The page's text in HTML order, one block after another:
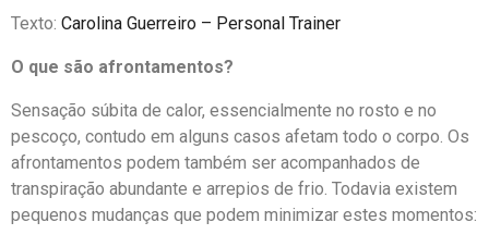
Texto: Carolina Guerreiro – Personal Trainer
O que são afrontamentos?
Sensação súbita de calor, essencialmente no rosto e no
pescoço, contudo em alguns casos afetam todo o corpo. Os
afrontamentos podem também ser acompanhados de
transpiração abundante e arrepios de frio. Todavia existem
pequenos mudanças que podem minimizar estes momentos: